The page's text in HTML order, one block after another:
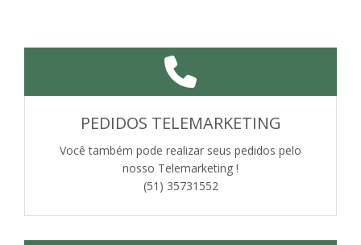
PEDIDOS TELEMARKETING
Você também pode realizar seus pedidos pelo
nosso Telemarketing !
(51) 35731552